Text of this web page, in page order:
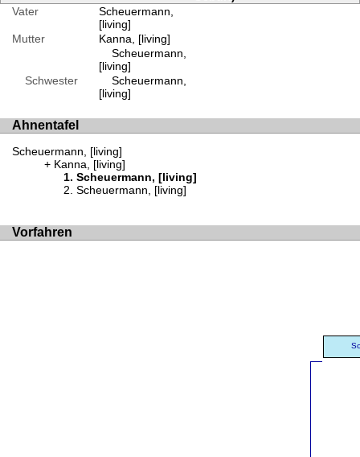
Vater
Scheuermann,
[living]
Mutter
Kanna, [living]
Scheuermann,
[living]
Schwester
Scheuermann,
[living]
Ahnentafel
Scheuermann, [living]
Kanna, [living]
Scheuermann, [living]
Scheuermann, [living]
Vorfahren